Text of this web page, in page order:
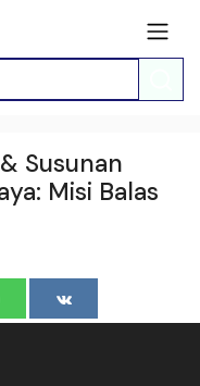
Susunan
Misi Balas